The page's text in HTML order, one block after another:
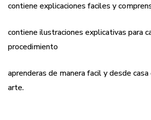
contiene explicaciones faciles y
contiene ilustraciones explicativas para
procedimiento
aprenderas de manera facil y desde
arte.